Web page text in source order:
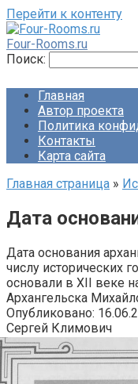
Перейти к контенту
Four-Rooms.ru
Поиск:
Главная
Автор проекта
Политика
Контакты
Карта сайта
Главная страница »
Дата
Дата основания
числу исторических
основали в XII веке
Архангельска
Опубликовано:
Сергей Климович